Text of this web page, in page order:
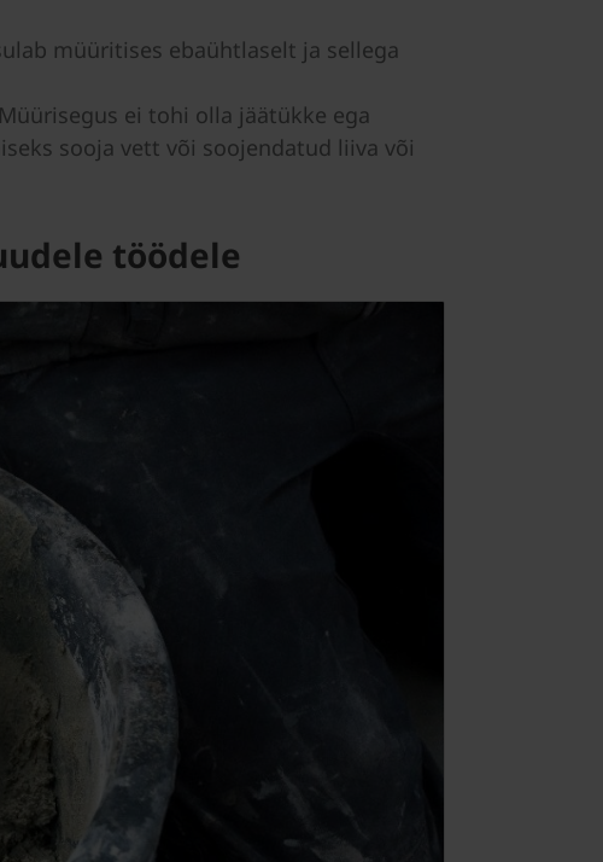
müüritises ebaühtlaselt ja sellega
ei tohi olla jäätükke ega
sooja vett või soojendatud liiva või
töödele